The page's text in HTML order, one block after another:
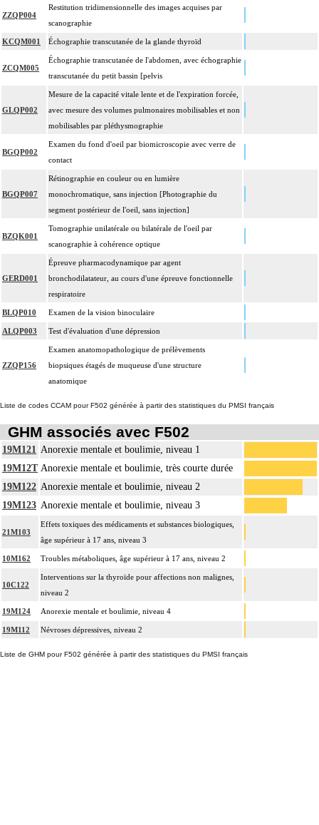
ZZQP004
Restitution tridimensionnelle des images acquises par
scanographie
KCQM001 Échographie transcutanée de la glande thyroïd
ZCQM005
Échographie transcutanée de l'abdomen, avec échographie
transcutanée du petit bassin [pelvis
GLQP002
Mesure de la capacité vitale lente et de l'expiration forcée,
avec mesure des volumes pulmonaires mobilisables et non
mobilisables par pléthysmographie
BGQP002
Examen du fond d'oeil par biomicroscopie avec verre de
contact
BGQP007
Rétinographie en couleur ou en lumière
monochromatique, sans injection [Photographie du
segment postérieur de l'oeil, sans injection]
BZQK001
Tomographie unilatérale ou bilatérale de l'oeil par
scanographie à cohérence optique
GERD001
Épreuve pharmacodynamique par agent
bronchodilatateur, au cours d'une épreuve fonctionnelle
respiratoire
BLQP010 Examen de la vision binoculaire
ALQP003 Test d'évaluation d'une dépression
ZZQP156
Examen anatomopathologique de prélèvements
biopsiques étagés de muqueuse d'une structure
anatomique
Liste de codes CCAM pour F502 générée à partir des statistiques du PMSI français
GHM associés avec F502
19M121 Anorexie mentale et boulimie, niveau 1
19M12T Anorexie mentale et boulimie, très courte durée
19M122 Anorexie mentale et boulimie, niveau 2
19M123 Anorexie mentale et boulimie, niveau 3
21M103
Effets toxiques des médicaments et substances biologiques,
âge supérieur à 17 ans, niveau 3
10M162 Troubles métaboliques, âge supérieur à 17 ans, niveau 2
10C122
Interventions sur la thyroïde pour affections non malignes,
niveau 2
19M124 Anorexie mentale et boulimie, niveau 4
19M112 Névroses dépressives, niveau 2
Liste de GHM pour F502 générée à partir des statistiques du PMSI français